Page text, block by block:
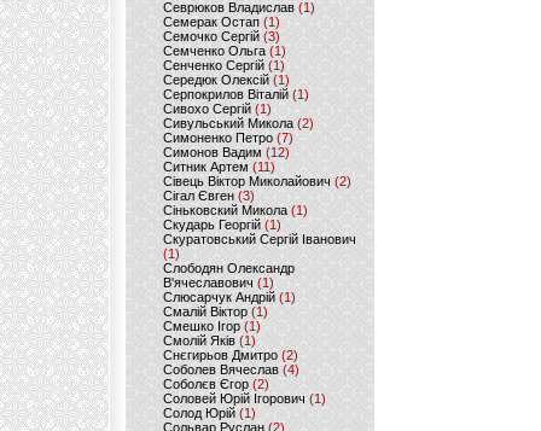
Севрюков Владислав (1)
Семерак Остап (1)
Семочко Сергій (3)
Семченко Ольга (1)
Сенченко Сергій(1)
Середюк Олексій(1)
Серпокрилов Віталій(1)
Сивохо Сергій(1)
Сивульський Микола(2)
Симоненко Петро(7)
Симонов Вадим (12)
Ситник Артем(11)
Сівець Віктор Миколайович(2)
Сігал Євген (3)
Сіньковский Микола(1)
Скударь Георгій (1)
Скуратовський Сергій Іванович
(1)
Слободян Олександр
В'ячеславович(1)
Слюсарчук Андрій(1)
Смалій Віктор (1)
Смешко Ігор (1)
Смолій Яків (1)
Снєгирьов Дмитро (2)
Соболев Вячеслав (4)
Соболєв Єгор(2)
Соловей Юрій Ігорович (1)
Солод Юрій (1)
Сольвар Руслан (2)